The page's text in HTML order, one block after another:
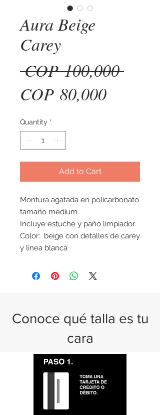
Aura Beige
Carey
COP 100,000
COP 80,000Sale
Quantity *
Add to Cart
Montura agatada en policarbonato
tamaño medium.
Incluye estuche y paño limpiador.
Color: beige con detalles de carey
y linea blanca
Conoce qué talla es tu
cara